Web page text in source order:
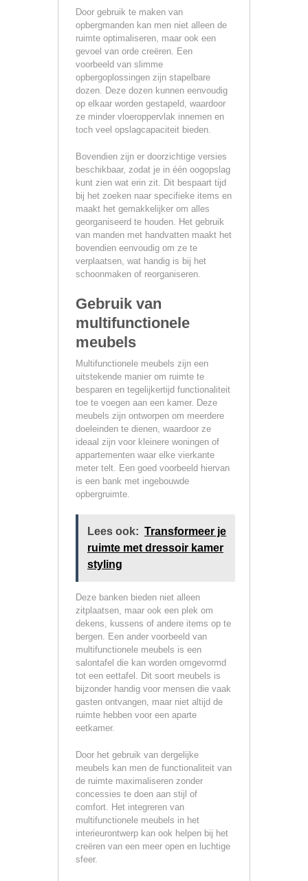
Door gebruik te maken van
opbergmanden kan men niet alleen de
ruimte optimaliseren, maar ook een
gevoel van orde creëren. Een
voorbeeld van slimme
opbergoplossingen zijn stapelbare
dozen. Deze dozen kunnen eenvoudig
op elkaar worden gestapeld, waardoor
ze minder vloeroppervlak innemen en
toch veel opslagcapaciteit bieden.
Bovendien zijn er doorzichtige versies
beschikbaar, zodat je in één oogopslag
kunt zien wat erin zit. Dit bespaart tijd
bij het zoeken naar specifieke items en
maakt het gemakkelijker om alles
georganiseerd te houden. Het gebruik
van manden met handvatten maakt het
bovendien eenvoudig om ze te
verplaatsen, wat handig is bij het
schoonmaken of reorganiseren.
Gebruik van
multifunctionele
meubels
Multifunctionele meubels zijn een
uitstekende manier om ruimte te
besparen en tegelijkertijd functionaliteit
toe te voegen aan een kamer. Deze
meubels zijn ontworpen om meerdere
doeleinden te dienen, waardoor ze
ideaal zijn voor kleinere woningen of
appartementen waar elke vierkante
meter telt. Een goed voorbeeld hiervan
is een bank met ingebouwde
opbergruimte.
Lees ook: Transformeer je
ruimte met dressoir kamer
styling
Deze banken bieden niet alleen
zitplaatsen, maar ook een plek om
dekens, kussens of andere items op te
bergen. Een ander voorbeeld van
multifunctionele meubels is een
salontafel die kan worden omgevormd
tot een eettafel. Dit soort meubels is
bijzonder handig voor mensen die vaak
gasten ontvangen, maar niet altijd de
ruimte hebben voor een aparte
eetkamer.
Door het gebruik van dergelijke
meubels kan men de functionaliteit van
de ruimte maximaliseren zonder
concessies te doen aan stijl of
comfort. Het integreren van
multifunctionele meubels in het
interieurontwerp kan ook helpen bij het
creëren van een meer open en luchtige
sfeer.